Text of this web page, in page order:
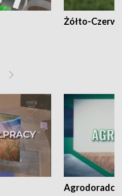
Żółto-
Agrodoradcy